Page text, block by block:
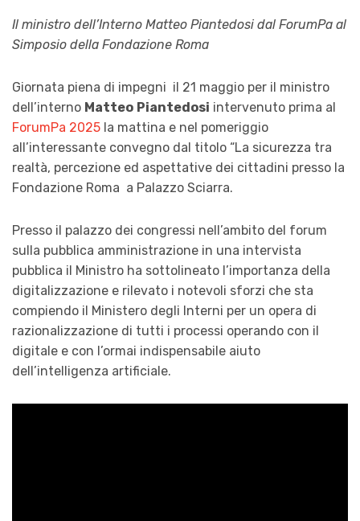
Il ministro dell’Interno Matteo Piantedosi dal ForumPa al
Simposio della Fondazione Roma
Giornata piena di impegni il 21 maggio per il ministro
dell’interno Matteo Piantedosi intervenuto prima al
ForumPa 2025 la mattina e nel pomeriggio
all’interessante convegno dal titolo “La sicurezza tra
realtà, percezione ed aspettative dei cittadini presso la
Fondazione Roma a Palazzo Sciarra.
Presso il palazzo dei congressi nell’ambito del forum
sulla pubblica amministrazione in una intervista
pubblica il Ministro ha sottolineato l’importanza della
digitalizzazione e rilevato i notevoli sforzi che sta
compiendo il Ministero degli Interni per un opera di
razionalizzazione di tutti i processi operando con il
digitale e con l’ormai indispensabile aiuto
dell’intelligenza artificiale.